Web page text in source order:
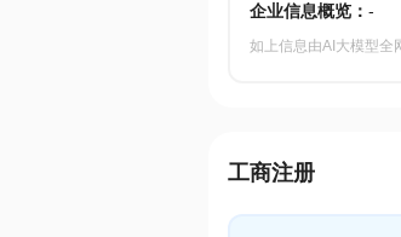
企业信息概览： -
如上信息由AI大模型全
工商注册